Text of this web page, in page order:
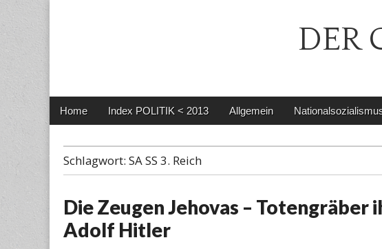
DER
Main
Skip
Home Index POLITIK < 2013 Allgemein
Schlagwort: SA SS 3. Reich
Die Zeugen Jehovas –
Adolf Hitler